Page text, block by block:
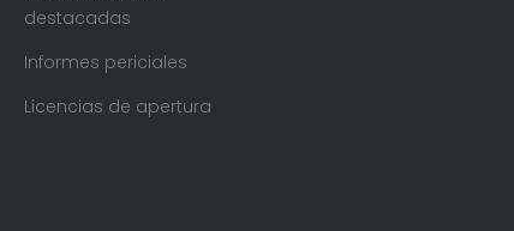
destacadas
Informes periciales
Licencias de apertura